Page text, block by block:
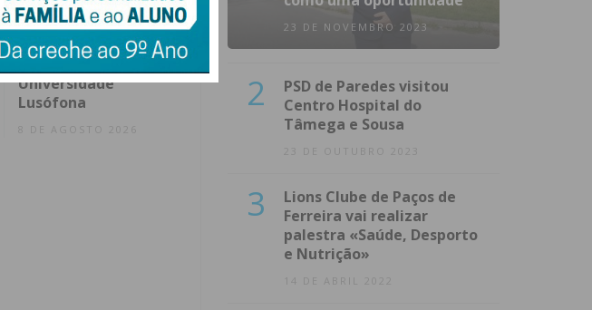
Penafiel abre
candidaturas a bolsa
de estudo para
alunos da
Universidade
Lusófona
8 DE AGOSTO 2026
23 DE NOVEMBRO 2023
2
PSD de Paredes visitou
Centro Hospital do
Tâmega e Sousa
23 DE OUTUBRO 2023
3
Lions Clube de Paços de
Ferreira vai realizar
palestra «Saúde, Desporto
e Nutrição»
14 DE ABRIL 2022